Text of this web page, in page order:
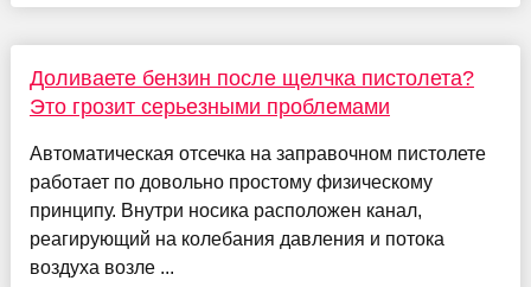
Доливаете бензин после щелчка пистолета?
Это грозит серьезными проблемами
Автоматическая отсечка на заправочном пистолете
работает по довольно простому физическому
принципу. Внутри носика расположен канал,
реагирующий на колебания давления и потока
воздуха возле ...